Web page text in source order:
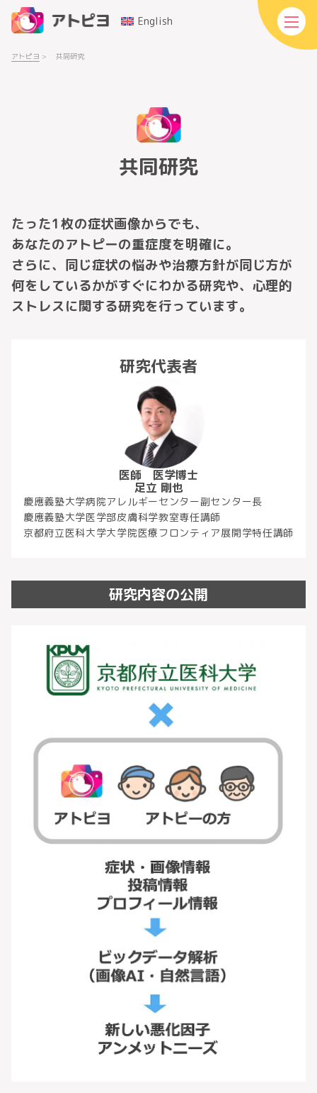
English
アトピヨ > 共同研究
共同研究
たった1枚の症状画像からでも、
あなたのアトピーの重症度を明確に。
さらに、同じ症状の悩みや治療方針が同じ方が
何をしているかがすぐにわかる研究や、心理的
ストレスに関する研究を行っています。
研究代表者
医師 医学博士
足立 剛也
慶應義塾大学病院アレルギーセンター副センター長
慶應義塾大学医学部皮膚科学教室専任講師
京都府立医科大学大学院医療フロンティア展開学特任講師
研究内容の公開